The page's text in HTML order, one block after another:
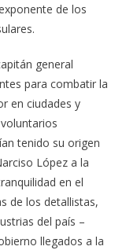
de los
general
para combatir la
en ciudades y
tenido su origen
López a la
en el
de los detallistas,
del país –
llegados a la